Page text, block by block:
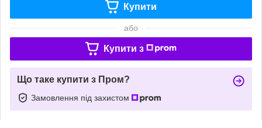
Купити
або
Купити з
Що таке купити з Пром?
Замовлення під захистом